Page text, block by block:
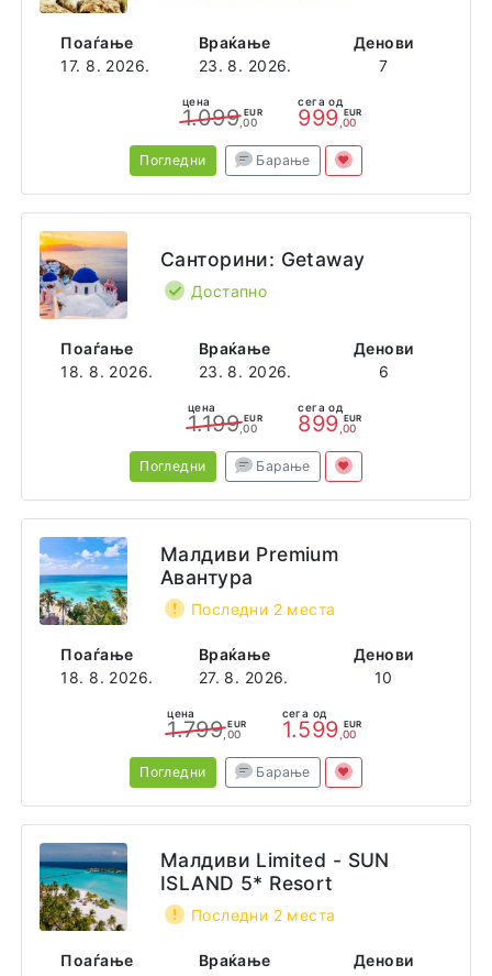
Поаѓање
17. 8. 2026.
Враќање
23. 8. 2026.
Денови
7
цена
1.099 EUR
,00
сега од
999 EUR
,00
Погледни Барање
Поаѓање
18. 8. 2026.
Враќање
23. 8. 2026.
Денови
6
Санторини: Getaway
Достапно
цена
1.199 EUR
,00
сега од
899 EUR
,00
Погледни Барање
Поаѓање
18. 8. 2026.
Враќање
27. 8. 2026.
Денови
10
Малдиви Premium
Авантура
Последни 2 места
цена
1.799 EUR
,00
сега од
1.599 EUR
,00
Погледни Барање
Поаѓање
Враќање
Денови
Малдиви Limited - SUN
ISLAND 5* Resort
Последни 2 места